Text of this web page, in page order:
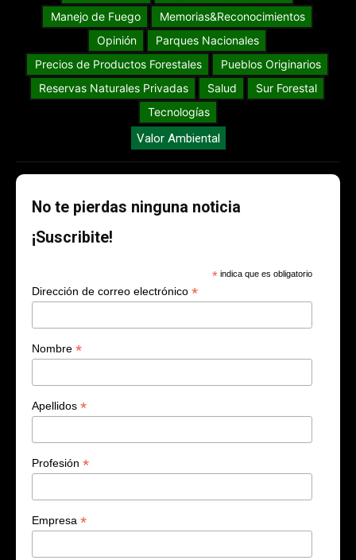
Manejo de Fuego
Memorias&Reconocimientos
Opinión
Parques Nacionales
Precios de Productos Forestales
Pueblos Originarios
Reservas Naturales Privadas
Salud
Sur Forestal
Tecnologías
Valor Ambiental
No te pierdas ninguna noticia
¡Suscribite!
* indica que es obligatorio
Dirección de correo electrónico *
Nombre *
Apellidos *
Profesión *
Empresa *